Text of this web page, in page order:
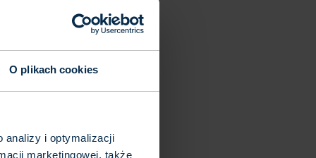
O plikach cookies
analizy i optymalizacji
marketingowej, także